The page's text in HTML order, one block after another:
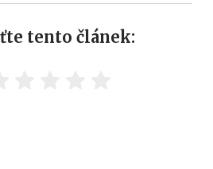
tento článek: